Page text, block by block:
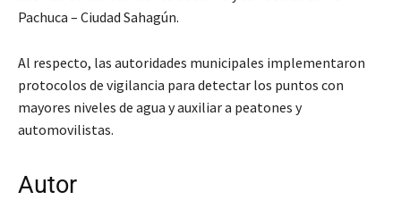
Pachuca – Ciudad Sahagún.
Al respecto, las autoridades municipales implementaron
protocolos de vigilancia para detectar los puntos con
mayores niveles de agua y auxiliar a peatones y
automovilistas.
Autor